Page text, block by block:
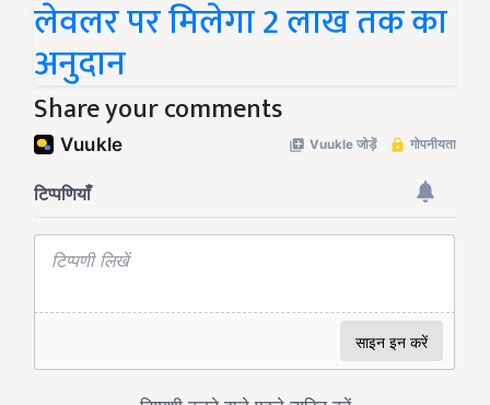
लेवलर पर मिलेगा 2 लाख तक का
अनुदान
Share your comments